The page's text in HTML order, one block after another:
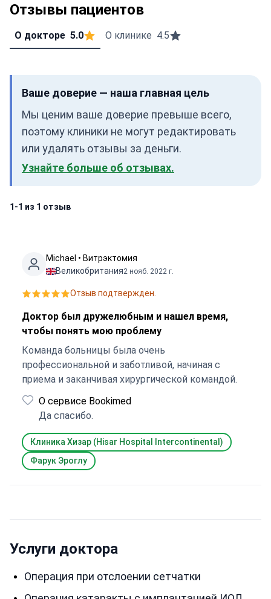
Отзывы пациентов
О докторе 5.0 О клинике 4.5
Ваше доверие — наша главная цель
Мы ценим ваше доверие превыше всего,
поэтому клиники не могут редактировать
или удалять отзывы за деньги.
Узнайте больше об отзывах.
1-1 из 1 отзыв
Michael • Витрэктомия
Великобритания2 нояб. 2022 г.
Отзыв подтвержден.
Доктор был дружелюбным и нашел время,
чтобы понять мою проблему
Команда больницы была очень
профессиональной и заботливой, начиная с
приема и заканчивая хирургической командой.
О сервисе Bookimed
Да спасибо.
Клиника Хизар (Hisar Hospital Intercontinental)
Фарук Эроглу
Услуги доктора
Операция при отслоении сетчатки